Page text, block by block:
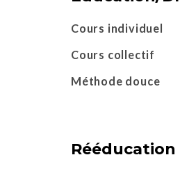
Cours individuel
Cours collectif
Méthode douce
Rééducation